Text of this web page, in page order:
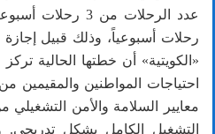
رحلات أسبوعياً، وذلك قبيل
«الكويتية» أن خطتها الحالية
احتياجات المواطنين
معايير السلامة والأمن
التشغيل الكامل بشكل